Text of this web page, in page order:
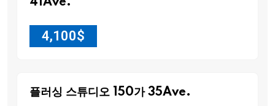
4,100$
플러싱 스튜디오 150가 35Ave.